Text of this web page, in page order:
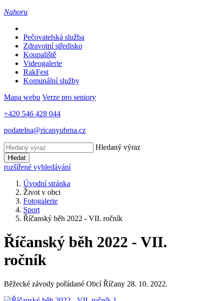
Nahoru
Pečovatelská služba
Zdravotní středisko
Koupaliště
Videogalerie
RakFest
Komunální služby
Mapa webu Verze pro seniory
+420 546 428 044
podatelna@ricanyubrna.cz
Hledaný výraz
Hledat
rozšířené vyhledávání
Úvodní stránka
Život v obci
Fotogalerie
Sport
Říčanský běh 2022 - VII. ročník
Říčanský běh 2022 - VII.
ročník
Běžecké závody pořádané Obcí Říčany 28. 10. 2022.